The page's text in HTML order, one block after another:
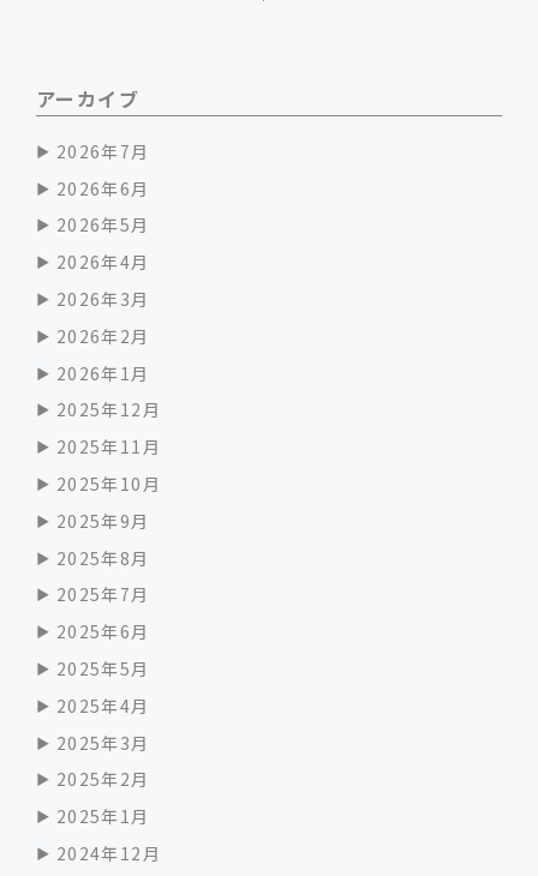
アーカイブ
2026年7月
2026年6月
2026年5月
2026年4月
2026年3月
2026年2月
2026年1月
2025年12月
2025年11月
2025年10月
2025年9月
2025年8月
2025年7月
2025年6月
2025年5月
2025年4月
2025年3月
2025年2月
2025年1月
2024年12月